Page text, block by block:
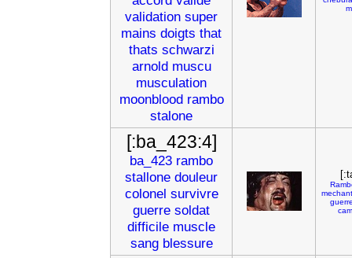
validation super
mains doigts that
thats schwarzi
arnold muscu
musculation
moonblood rambo
stalone
[:ba_423:4]
ba_423 rambo
stallone douleur
colonel survivre
guerre soldat
difficile muscle
sang blessure
mechant